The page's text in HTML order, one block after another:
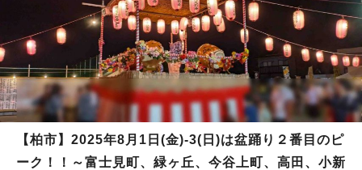
【柏市】2025年8月1日(金)‐3(日)は盆踊り２番目のピ
ーク！！～富士見町、緑ヶ丘、今谷上町、高田、小新